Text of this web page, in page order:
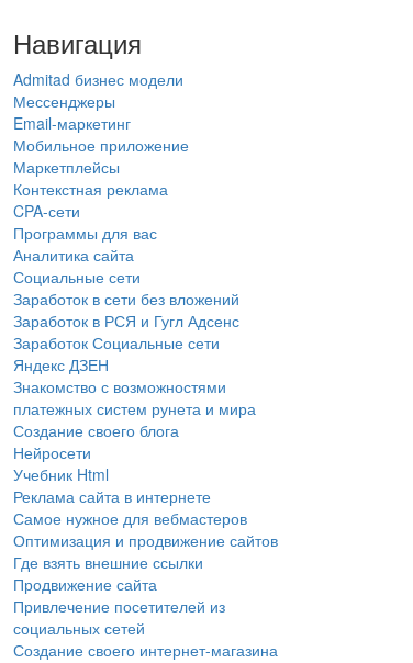
Навигация
Admitad бизнес модели
Мессенджеры
Email-маркетинг
Мобильное приложение
Маркетплейсы
Контекстная реклама
CPA-сети
Программы для вас
Аналитика сайта
Социальные сети
Заработок в сети без вложений
Заработок в РСЯ и Гугл Адсенс
Заработок Социальные сети
Яндекс ДЗЕН
Знакомство с возможностями
платежных систем рунета и мира
Создание своего блога
Нейросети
Учебник Html
Реклама сайта в интернете
Самое нужное для вебмастеров
Оптимизация и продвижение сайтов
Где взять внешние ссылки
Продвижение сайта
Привлечение посетителей из
социальных сетей
Создание своего интернет-магазина